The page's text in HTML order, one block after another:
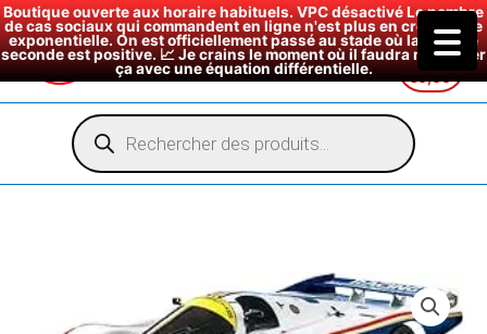
Boutique ouverte aux horaire habituels. VPC désactivé Le nombre
de cas sociaux qui commandent en ligne n'est plus en croissance
exponentielle. On est officiellement passé au stade où la dérivée
seconde est positive. 📈 Je crains le moment où il faudra modéliser
ça avec une équation différentielle.
€0,00
Recherche
de
produits